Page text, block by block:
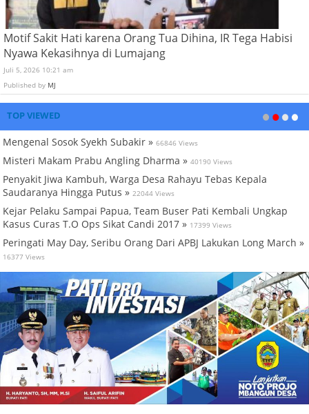
Motif Sakit Hati karena Orang Tua Dihina, IR Tega Habisi
Nyawa Kekasihnya di Lumajang
Juli 5, 2026 10:21 am
Published by MJ
TOP VIEWED
Mengenal Sosok Syekh Subakir » 66846 Views
Misteri Makam Prabu Angling Dharma » 40190 Views
Penyakit Jiwa Kambuh, Warga Desa Rahayu Tebas Kepala
Saudaranya Hingga Putus » 22044 Views
Kejar Pelaku Sampai Papua, Team Buser Pati Kembali Ungkap
Kasus Curas T.O Ops Sikat Candi 2017 » 17399 Views
Peringati May Day, Seribu Orang Dari APBJ Lakukan Long March »
16377 Views